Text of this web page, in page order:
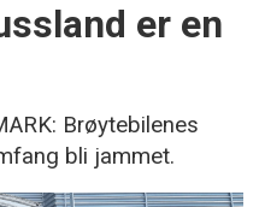
er en
Brøytebilenes
bli jammet.